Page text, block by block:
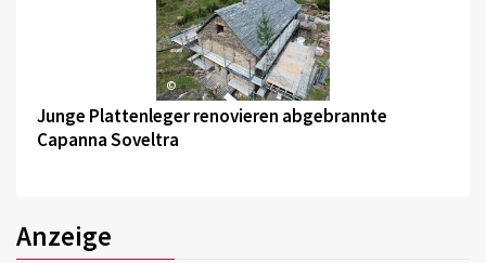
©
Junge Plattenleger renovieren abgebrannte
Capanna Soveltra
Anzeige